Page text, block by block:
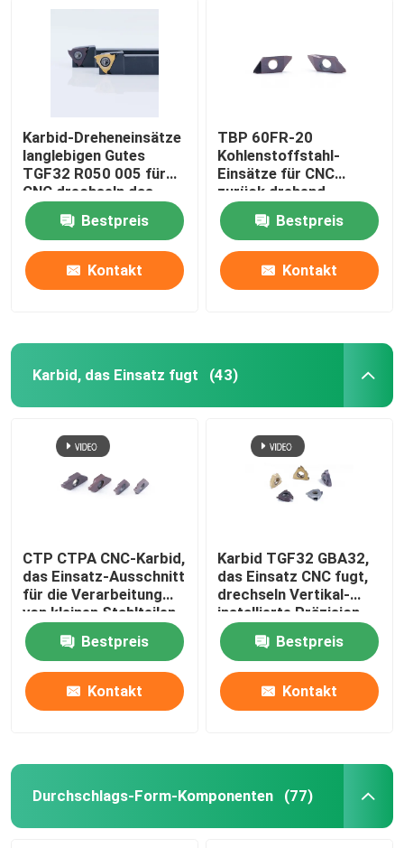
Karbid-Dreheneinsätze
langlebigen Gutes
TGF32 R050 005 für
CNC drechseln das
Fugen der maschineller
BearbeitungBestpreis
Kontakt
TBP 60FR-20
Kohlenstoffstahl-
Einsätze für CNC
zurück drehend
drechseln die Stahlteil-
maschinelle
Bearbeitung
Bestpreis
Kontakt
Karbid, das Einsatz fugt (43)
CTP CTPA CNC-Karbid,
das Einsatz-Ausschnitt
für die Verarbeitung
von kleinen Stahlteilen
fugt
Bestpreis
Kontakt
Karbid TGF32 GBA32,
das Einsatz CNC fugt,
drechseln Vertikal-
installierte Präzision
Bestpreis
Kontakt
Durchschlags-Form-Komponenten (77)